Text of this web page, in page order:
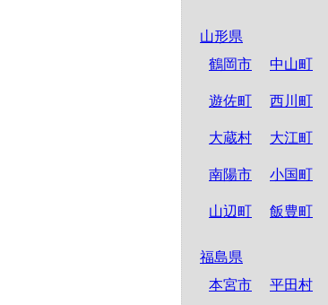
山形県
鶴岡市
中山町
遊佐町 西川町
大蔵村 大江町
南陽市 小国町
山辺町 飯豊町
福島県
本宮市
平田村